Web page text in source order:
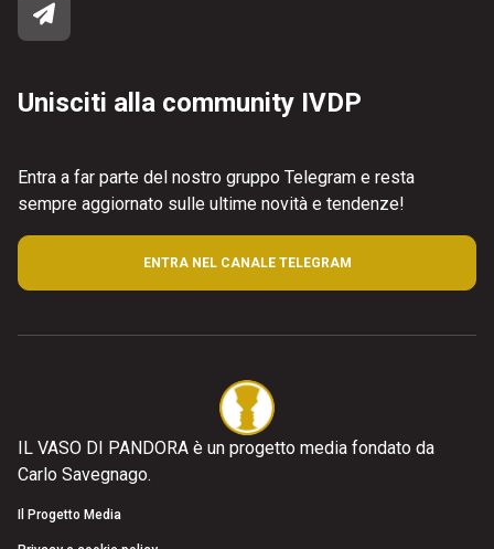
Unisciti alla community IVDP
Entra a far parte del nostro gruppo Telegram e resta
sempre aggiornato sulle ultime novità e tendenze!
ENTRA NEL CANALE TELEGRAM
IL VASO DI PANDORA è un progetto media fondato da
Carlo Savegnago.
Il Progetto Media